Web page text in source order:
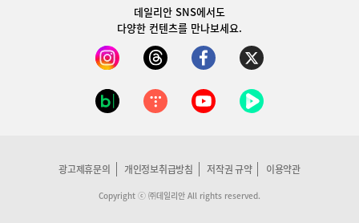
데일리안 SNS에서도
다양한 컨텐츠를 만나보세요.
광고제휴문의 개인정보취급방침 저작권 규약 이용약관
Copyright ⓒ ㈜데일리안 All rights reserved.